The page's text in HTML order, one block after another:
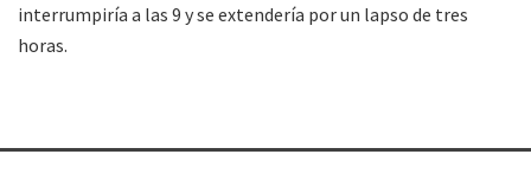
interrumpiría a las 9 y se extendería por un lapso de tres
horas.